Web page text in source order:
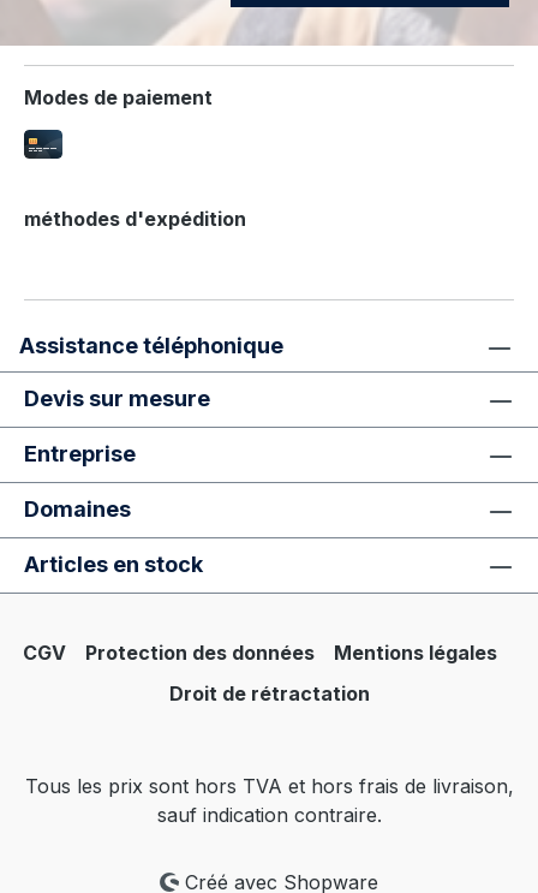
Modes de paiement
méthodes d'expédition
Assistance téléphonique
Devis sur mesure
Entreprise
Domaines
Articles en stock
CGV Protection des données
Mentions légales
Droit de rétractation
Tous les prix sont hors TVA et hors frais de livraison,
sauf indication contraire.
Créé avec Shopware